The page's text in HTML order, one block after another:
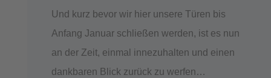
Und kurz bevor wir hier unsere Türen bis
Anfang Januar schließen werden, ist es nun
an der Zeit, einmal innezuhalten und einen
dankbaren Blick zurück zu werfen…